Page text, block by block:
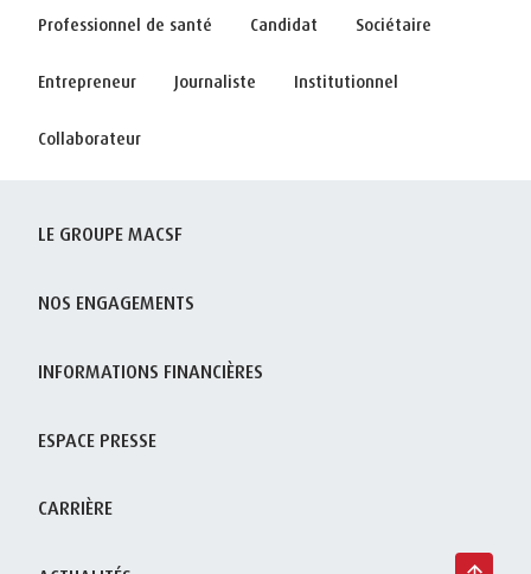
Professionnel de santé Candidat Sociétaire
Entrepreneur Journaliste Institutionnel
Collaborateur
LE GROUPE MACSF
NOS ENGAGEMENTS
INFORMATIONS FINANCIÈRES
ESPACE PRESSE
CARRIÈRE